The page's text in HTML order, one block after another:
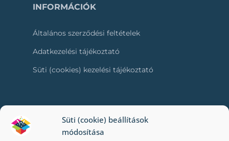
Süti (cookie) beállítások
módosítása
INFORMÁCIÓK
Általános szerződési feltételek
Adatkezelési tájékoztató
Süti (cookies) kezelési tájékoztató
RÓLUNK